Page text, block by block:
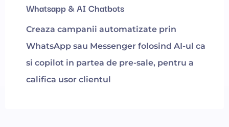
Whatsapp & AI Chatbots
Creaza campanii automatizate prin
WhatsApp sau Messenger folosind AI-ul ca
si copilot in partea de pre-sale, pentru a
califica usor clientul